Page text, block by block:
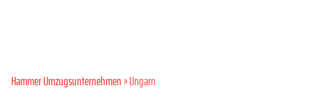
Hammer Umzugsunternehmen» Ungarn